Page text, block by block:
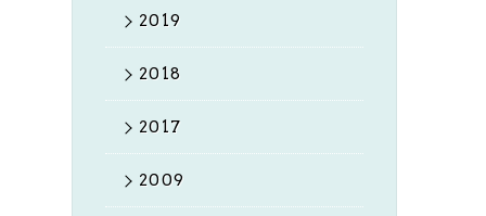
2019
2018
2017
2009